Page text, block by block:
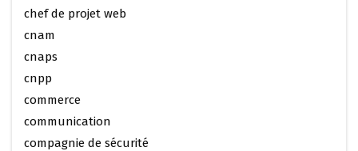
chef de projet web
cnam
cnaps
cnpp
commerce
communication
compagnie de sécurité